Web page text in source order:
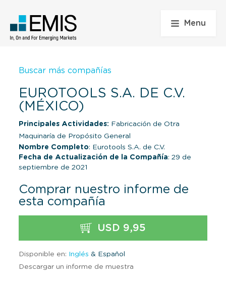
Menu
Buscar más compañías
EUROTOOLS S.A. DE C.V.
(MÉXICO)
Principales Actividades: Fabricación de Otra
Maquinaría de Propósito General
Nombre Completo: Eurotools S.A. de C.V.
Fecha de Actualización de la Compañía: 29 de
septiembre de 2021
Comprar nuestro informe de
esta compañía
USD 9,95
Disponible en: Inglés & Español
Descargar un informe de muestra